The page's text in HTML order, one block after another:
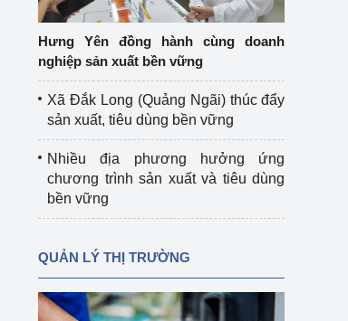
Hưng Yên đồng hành cùng doanh
nghiệp sản xuất bền vững
Xã Đắk Long (Quảng Ngãi) thúc đẩy
sản xuất, tiêu dùng bền vững
Nhiều địa phương hưởng ứng
chương trình sản xuất và tiêu dùng
bền vững
QUẢN LÝ THỊ TRƯỜNG